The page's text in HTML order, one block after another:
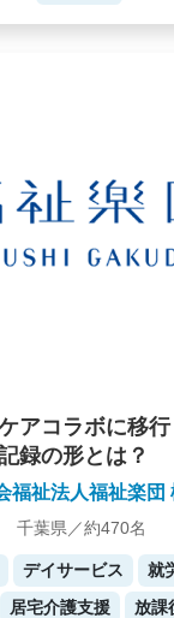
アコラボに移
録の形とは？
福祉法人福祉楽団
千葉県／約470名
デイサービス
就
居宅介護支援
放課